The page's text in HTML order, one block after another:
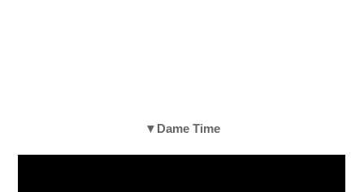
▼Dame Time